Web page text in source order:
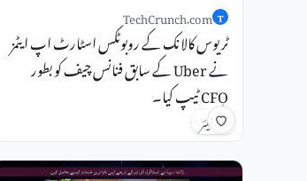
T
TechCrunch.com
ٹریوس کالانک ​​کے روبوٹکس اسٹارٹ اپ ایٹمز
نے Uber کے سابق فنانس چیف کو بطور
CFO ٹیپ کیا۔
4 گھنٹے پہلے شیئر